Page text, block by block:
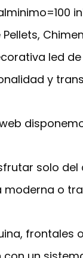
led
y
solo
moderna o
frontales